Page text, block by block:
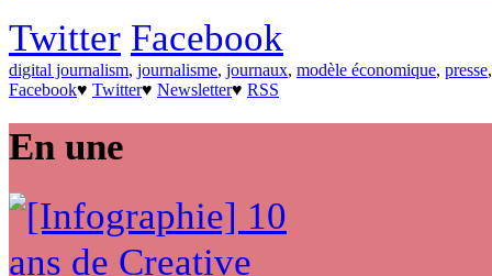
Twitter Facebook
digital journalism, journalisme, journaux, modèle économique, presse
Facebook♥ Twitter♥ Newsletter♥ RSS
En une